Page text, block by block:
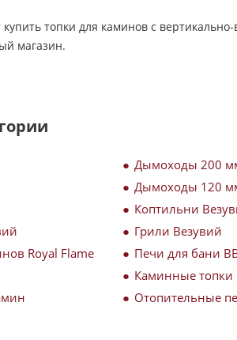
топки для каминов с
магазин.
Дымоходы 200
Дымоходы 120
Коптильни
Грили Везувий
Royal Flame
Печи для бани
Каминные топки
Отопительные